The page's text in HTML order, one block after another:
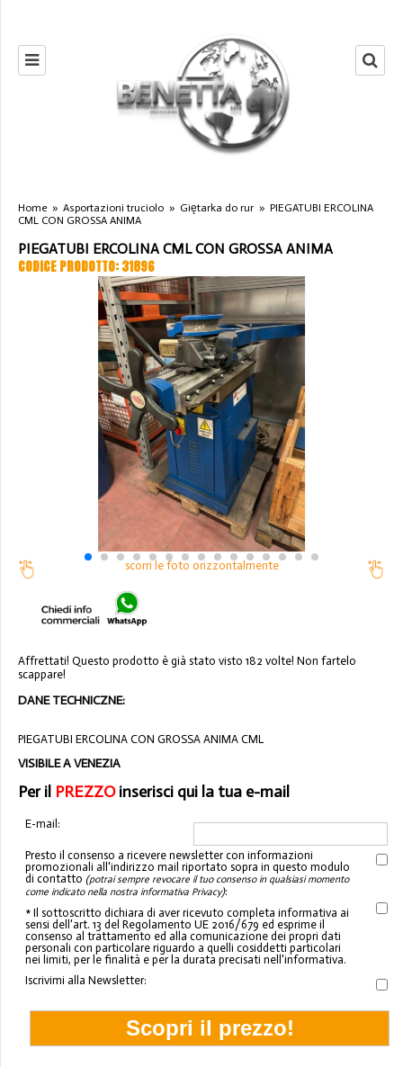
Home » Asportazioni truciolo » Giętarka do rur » PIEGATUBI ERCOLINA
CML CON GROSSA ANIMA
PIEGATUBI ERCOLINA CML CON GROSSA ANIMA
CODICE PRODOTTO: 31896
scorri le foto orizzontalmente
Affrettati! Questo prodotto è già stato visto 182 volte! Non fartelo
scappare!
DANE TECHNICZNE:
PIEGATUBI ERCOLINA CON GROSSA ANIMA CML
VISIBILE A VENEZIA
Per il PREZZOinserisci qui la tua e-mail
E-mail:
Presto il consenso a ricevere newsletter con informazioni
promozionali all'indirizzo mail riportato sopra in questo modulo
di contatto (potrai sempre revocare il tuo consenso in qualsiasi momento
come indicato nella nostra informativa Privacy):
* Il sottoscritto dichiara di aver ricevuto completa informativa ai
sensi dell'art. 13 del Regolamento UE 2016/679 ed esprime il
consenso al trattamento ed alla comunicazione dei propri dati
personali con particolare riguardo a quelli cosiddetti particolari
nei limiti, per le finalità e per la durata precisati nell'informativa.
Iscrivimi alla Newsletter: